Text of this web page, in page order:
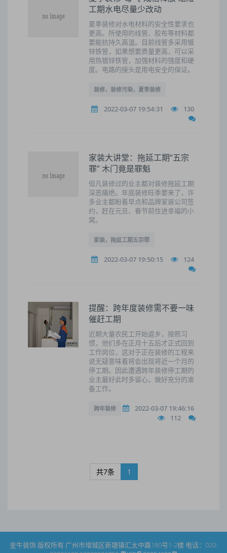
工期水电尽量少改动
夏季装修对水电材料的安全性要求也
更高。所使用的线管、胶布等材料都
要能抗持久高温。目前线管多采用镀
锌铁管，如果想要质量更高，可以采
用热镀锌铁管，加强材料的强度和硬
度。电路的接头是用电安全的保证。
装修，装修污染，夏季装修
2022-03-07 19:54:31 130
家装大讲堂：拖延工期“五宗
罪” 木门竟是罪魁
但凡装修过的业主都对装修拖延工期
深恶痛绝。年底装修旺季要来了，许
多业主都盼着早点和品牌家装公司签
约，赶在元旦、春节前住进幸福的小
窝。
家装，拖延工期五宗罪
2022-03-07 19:50:15 124
提醒：跨年度装修需不要一味
催赶工期
近期大量农民工开始返乡，按照习
惯，他们多在正月十五后才正式回到
工作岗位，这对于正在装修的工程来
说无疑意味着将会出现将近一个月的
停工期。因此遭遇跨年装修停工期的
业主最好此时多留心，做好充分的准
备工作。
跨年装修
2022-03-07 19:46:16
112
共7条 1
金牛装饰 版权所有 广州市增城区新塘镇汇太中路180号1-2楼 电话：020-